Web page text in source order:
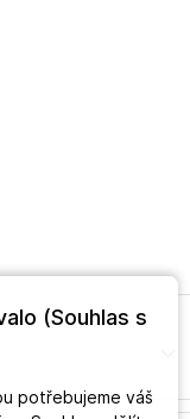
(Souhlas s
potřebujeme váš